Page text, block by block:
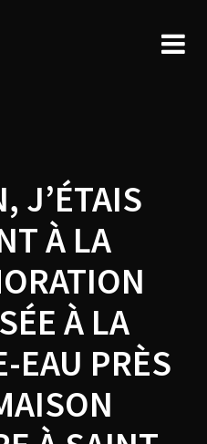
J’ÉTAIS
À LA
À LA
EAU PRÈS